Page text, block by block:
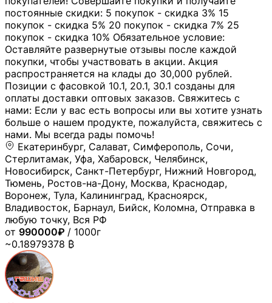
постоянные скидки: 5 покупок - скидка 3% 15
покупок - скидка 5% 20 покупок - скидка 7% 25
покупок - скидка 10% Обязательное условие:
Оставляйте развернутые отзывы после каждой
покупки, чтобы участвовать в акции. Акция
распространяется на клады до 30,000 рублей.
Позиции с фасовкой 10.1, 20.1, 30.1 созданы для
оплаты доставки оптовых заказов. Свяжитесь с
нами: Если у вас есть вопросы или вы хотите узнать
больше о нашем продукте, пожалуйста, свяжитесь с
нами. Мы всегда рады помочь!
Екатеринбург, Салават, Симферополь, Сочи,
Стерлитамак, Уфа, Хабаровск, Челябинск,
Новосибирск, Санкт-Петербург, Нижний Новгород,
Тюмень, Ростов-на-Дону, Москва, Краснодар,
Воронеж, Тула, Калининград, Красноярск,
Владивосток, Барнаул, Бийск, Коломна, Отправка в
любую точку, Вся РФ
от 990000₽ / 1000г
~0.18979378 ₿